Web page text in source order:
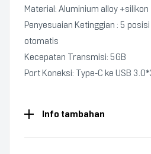
Material: Aluminium alloy +silikon
Penyesuaian Ketinggian : 5
otomatis
Kecepatan Transmisi: 5GB
Port Koneksi: Type-C ke USB
Info tambahan